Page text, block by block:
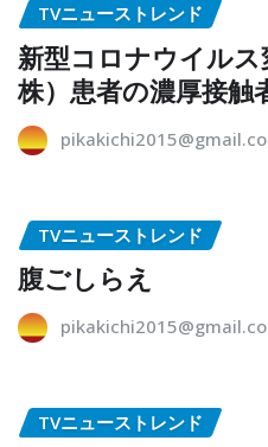
TVニューストレンド
新型コロナウイル
株）患者の濃厚接触
TVニューストレンド
腹ごしらえ
TVニューストレンド